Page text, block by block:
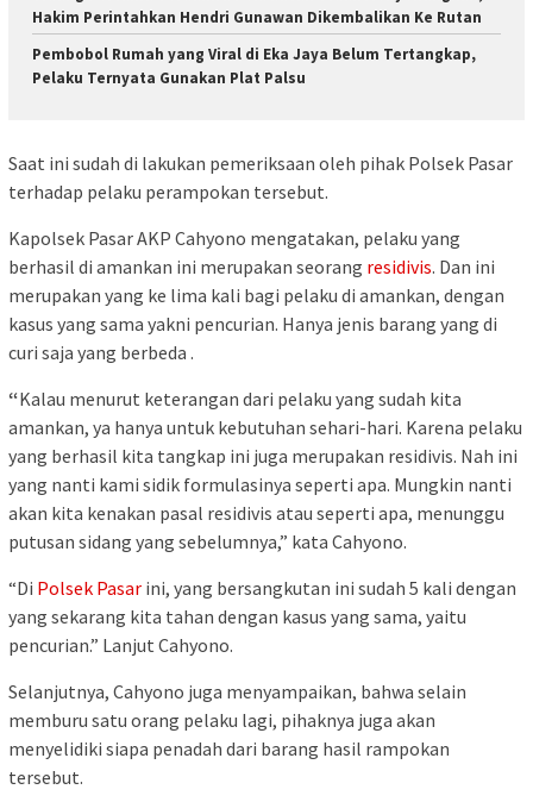
Hakim Perintahkan Hendri Gunawan Dikembalikan Ke Rutan
Pembobol Rumah yang Viral di Eka Jaya Belum Tertangkap,
Pelaku Ternyata Gunakan Plat Palsu
Saat ini sudah di lakukan pemeriksaan oleh pihak Polsek Pasar
terhadap pelaku perampokan tersebut.
Kapolsek Pasar AKP Cahyono mengatakan, pelaku yang
berhasil di amankan ini merupakan seorang residivis. Dan ini
merupakan yang ke lima kali bagi pelaku di amankan, dengan
kasus yang sama yakni pencurian. Hanya jenis barang yang di
curi saja yang berbeda .
“Kalau menurut keterangan dari pelaku yang sudah kita
amankan, ya hanya untuk kebutuhan sehari-hari. Karena pelaku
yang berhasil kita tangkap ini juga merupakan residivis. Nah ini
yang nanti kami sidik formulasinya seperti apa. Mungkin nanti
akan kita kenakan pasal residivis atau seperti apa, menunggu
putusan sidang yang sebelumnya,” kata Cahyono.
“Di Polsek Pasar ini, yang bersangkutan ini sudah 5 kali dengan
yang sekarang kita tahan dengan kasus yang sama, yaitu
pencurian.” Lanjut Cahyono.
Selanjutnya, Cahyono juga menyampaikan, bahwa selain
memburu satu orang pelaku lagi, pihaknya juga akan
menyelidiki siapa penadah dari barang hasil rampokan
tersebut.